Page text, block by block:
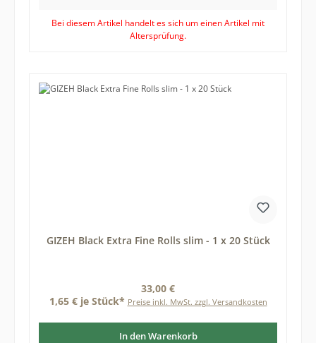
Bei diesem Artikel handelt es sich um einen Artikel mit
Altersprüfung.
GIZEH Black Extra Fine Rolls slim - 1 x 20 Stück
Regulärer Preis:
33,00 €
1,65 € je Stück* Preise inkl. MwSt. zzgl. Versandkosten
In den Warenkorb